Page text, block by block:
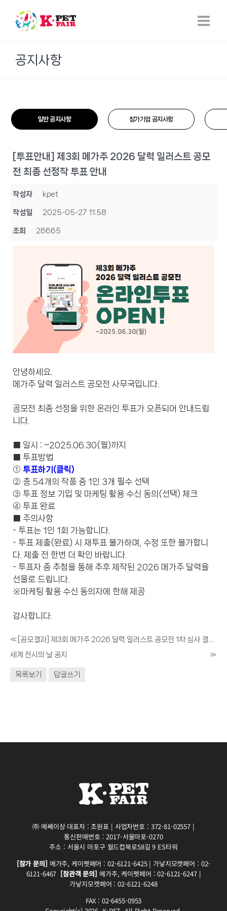
content
공지사항
일반 공지사항 참가기업 공지사항
[투표안내] 제3회 메가주 2026 달력 일러스트 공모
전 최종 선정작 투표 안내
작성자 kpet
작성일 2025-05-27 11:58
조회 26665
안녕하세요.
메가주 달력 일러스트 공모전 사무국입니다.
공모전 최종 선정을 위한 온라인 투표가 오픈되어 안내드립
니다.
■ 일시 : ~2025.06.30(월)까지
■ 투표방법
① 투표하기(클릭)
② 총 54개의 작품 중 1인 3개 필수 선택
③ 투표 정보 기입 및 마케팅 활용 수신 동의(선택) 체크
④ 투표 완료
■ 주의사항
- 투표는 1인 1회 가능합니다.
- 투표 제출(완료) 시 재투표 불가하며, 수정 또한 불가합니
다. 제출 전 한번 더 확인 바랍니다.
- 투표자 중 추첨을 통해 추후 제작된 2026 메가주 달력을
선물로 드립니다.
※마케팅 활용 수신 동의자에 한해 제공
감사합니다.
«
[공모결과] 제3회 메가주 2026 달력 일러스트 공모전 1차 심사 결과 안내
세계 전시의 날 공지
»
목록보기 답글쓰기
㈜ 메쎄이상 대표자 : 조원표 | 사업자번호 : 372-81-02557 |
통신판매번호 : 2017-서울마포-0270
주소 : 서울시 마포구 월드컵북로58길 9 ES타워
[참가 문의] 메가주, 케이펫페어 : 02-6121-6425 | 가낳지모캣페어 : 02-
6121-6467 [참관객 문의] 메가주, 케이펫페어 : 02-6121-6247 |
가낳지모캣페어 : 02-6121-6248
FAX : 02-6455-0953